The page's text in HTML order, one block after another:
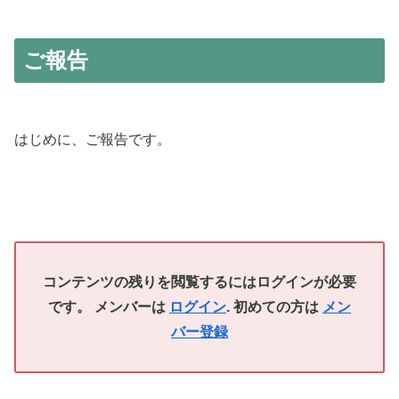
ご報告
はじめに、ご報告です。
コンテンツの残りを閲覧するにはログインが必要
です。 メンバーは ログイン. 初めての方は メン
バー登録